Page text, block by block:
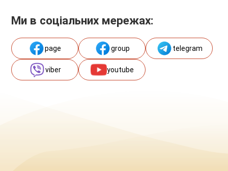
Ми в соціальних мережах:
page group telegram
viber youtube